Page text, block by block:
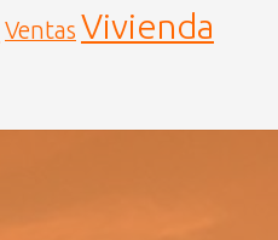
Ventas Vivienda